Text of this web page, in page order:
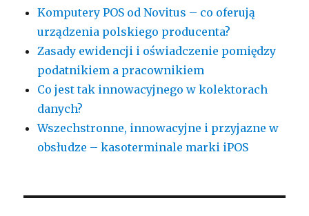
Komputery POS od Novitus – co oferują
urządzenia polskiego producenta?
Zasady ewidencji i oświadczenie pomiędzy
podatnikiem a pracownikiem
Co jest tak innowacyjnego w kolektorach
danych?
Wszechstronne, innowacyjne i przyjazne w
obsłudze – kasoterminale marki iPOS